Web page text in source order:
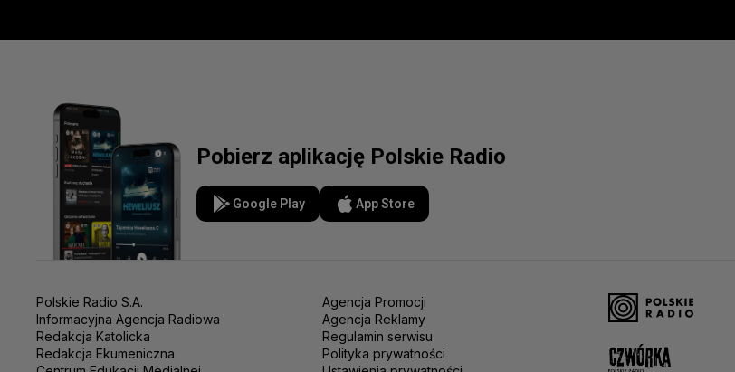
Pobierz aplikację Polskie Radio
Google Play App Store
Polskie Radio S.A.
Informacyjna Agencja Radiowa
Redakcja Katolicka
Redakcja Ekumeniczna
Agencja Promocji
Agencja Reklamy
Regulamin serwisu
Polityka prywatności